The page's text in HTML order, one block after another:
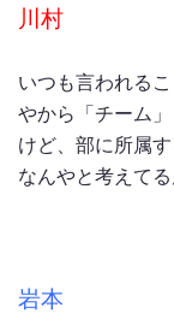
川村
いつも言われる
やから「チーム
けど、部に所属
なんやと考えてる
岩本